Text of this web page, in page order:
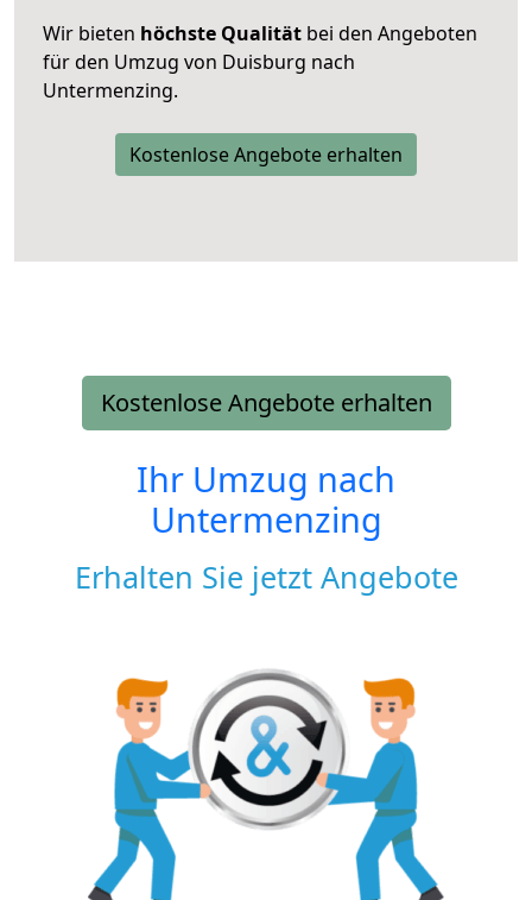
Wir bieten höchste Qualität bei den Angeboten
für den Umzug von Duisburg nach
Untermenzing.
Kostenlose Angebote erhalten
Kostenlose Angebote erhalten
Ihr Umzug nach
Untermenzing
Erhalten Sie jetzt Angebote